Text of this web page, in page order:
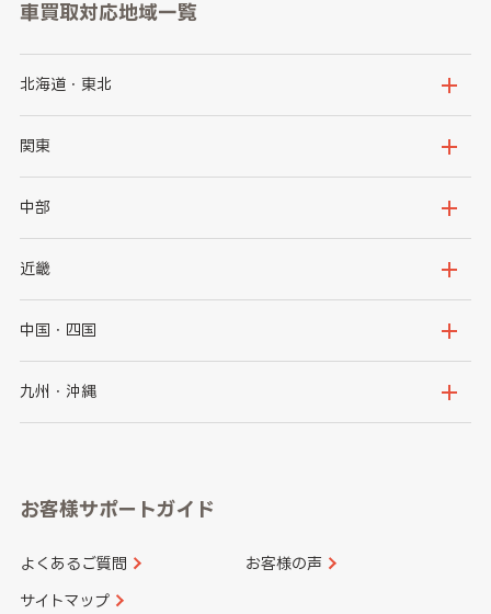
車買取対応地域一覧
北海道・東北
北海道
岩手県
秋田県
関東
茨城県
群馬県
千葉県
神奈川県
中部
新潟県
石川県
山梨県
愛知県
近畿
大阪府
京都府
和歌山県
中国・四国
鳥取県
山口県
香川県 愛媛県
九州・沖縄
長崎県
大分県 宮崎県
お客様サポートガイド
よくあるご質問 お客様の声
サイトマップ